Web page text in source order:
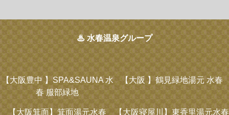
♨ 水春温泉グループ
【大阪豊中 】SPA&SAUNA 水
春 服部緑地
【大阪 】鶴見緑地湯元 水春
【大阪箕面】箕面湯元水春 【大阪寝屋川】 東香里湯元水春